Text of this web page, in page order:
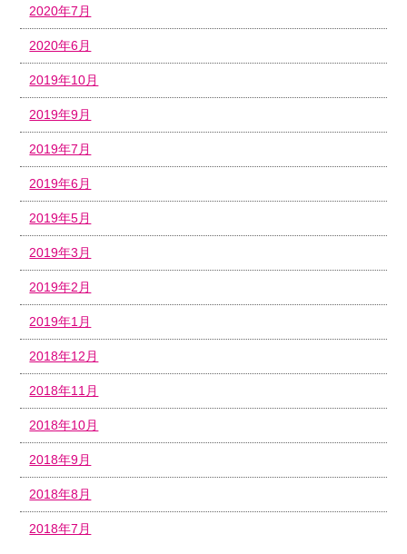
2020年7月
2020年6月
2019年10月
2019年9月
2019年7月
2019年6月
2019年5月
2019年3月
2019年2月
2019年1月
2018年12月
2018年11月
2018年10月
2018年9月
2018年8月
2018年7月